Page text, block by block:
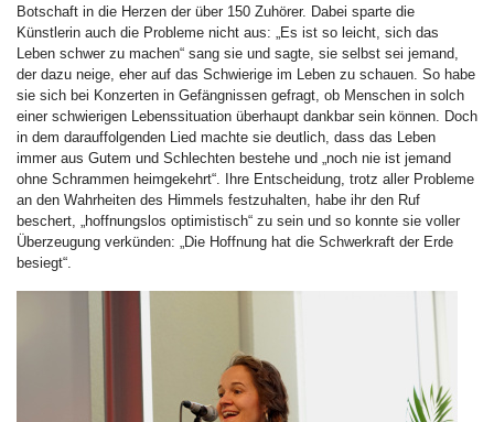
Botschaft in die Herzen der über 150 Zuhörer. Dabei sparte die
Künstlerin auch die Probleme nicht aus: „Es ist so leicht, sich das
Leben schwer zu machen“ sang sie und sagte, sie selbst sei jemand,
der dazu neige, eher auf das Schwierige im Leben zu schauen. So habe
sie sich bei Konzerten in Gefängnissen gefragt, ob Menschen in solch
einer schwierigen Lebenssituation überhaupt dankbar sein können. Doch
in dem darauffolgenden Lied machte sie deutlich, dass das Leben
immer aus Gutem und Schlechten bestehe und „noch nie ist jemand
ohne Schrammen heimgekehrt“. Ihre Entscheidung, trotz aller Probleme
an den Wahrheiten des Himmels festzuhalten, habe ihr den Ruf
beschert, „hoffnungslos optimistisch“ zu sein und so konnte sie voller
Überzeugung verkünden: „Die Hoffnung hat die Schwerkraft der Erde
besiegt“.